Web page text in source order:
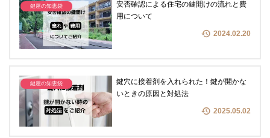
鍵屋の知恵袋
安否確認による住宅の鍵開けの流れと費
用について
2024.02.20
鍵屋の知恵袋
鍵穴に接着剤を入れられた！鍵が開かな
いときの原因と対処法
2025.05.02